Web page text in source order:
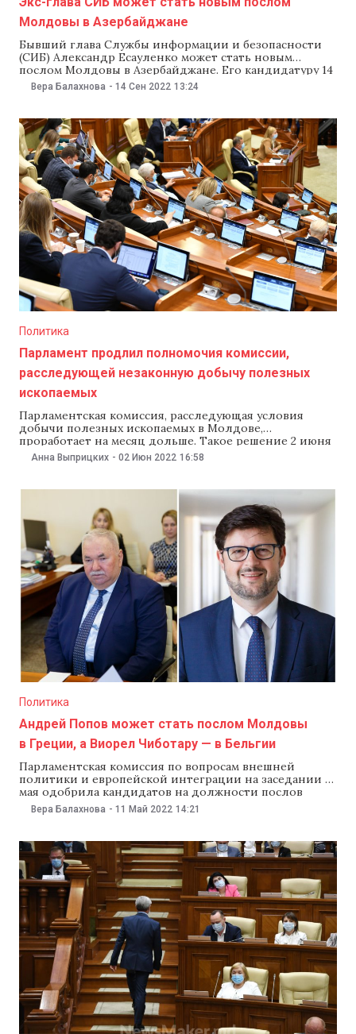
Молдовы в Азербайджане
Бывший глава Службы информации и безопасности
(СИБ) Александр Есауленко может стать новым
послом Молдовы в Азербайджане. Его кандидатуру 14
сентября одобрила парламентская комиссия по
вопросам внешней политики и европейской
проработал в СИБ более 23 лет. Сейчас он занимает
должность посла по особым поручениям при
Вера Балахнова - 14 Сен 2022 13:24
Политика
Парламент продлил полномочия комиссии,
расследующей незаконную добычу полезных
ископаемых
Парламентская комиссия, расследующая условия
добычи полезных ископаемых в Молдове,
проработает на месяц дольше. Такое решение 2 июня
приняли депутаты на заседании парламента. Как
сообщили в пресс-службе парламента, срок
продлили на месяц. За это время комиссия должна
подготовить отчет о своей работе. Комиссию, которая
Анна Выприцких - 02 Июн 2022 16:58
Политика
Андрей Попов может стать послом Молдовы
в Греции, а Виорел Чиботару — в Бельгии
Парламентская комиссия по вопросам внешней
политики и европейской интеграции на заседании 11
мая одобрила кандидатов на должности послов
Молдовы в Бельгии, Греции, Австрии и США. О
решении комиссии сообщила пресс-служба
Виорела Чиботару на должность посла Молдовы в
Бельгии. В пресс-службе парламента отметили, что
Чиботару является
Вера Балахнова - 11 Май 2022 14:21